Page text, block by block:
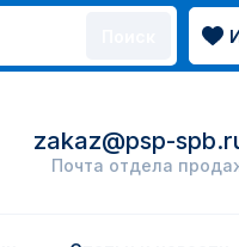
zakaz@psp-
Почта отдела